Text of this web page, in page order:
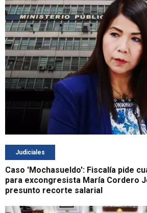
Judiciales
Caso 'Mochasueldo': Fiscalía pide
para excongresista María Cordero
presunto recorte salarial